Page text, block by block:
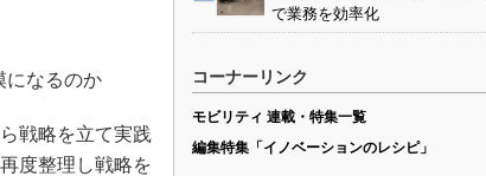
になるのか
戦略を立て実践
度整理し戦略を
で業務を効率化
コーナーリンク
モビリティ 連載・特集一覧
編集特集「イノベーションのレシピ」